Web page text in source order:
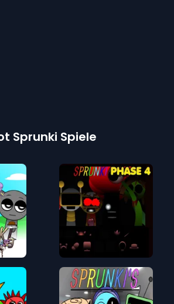
Sprunki Spiele